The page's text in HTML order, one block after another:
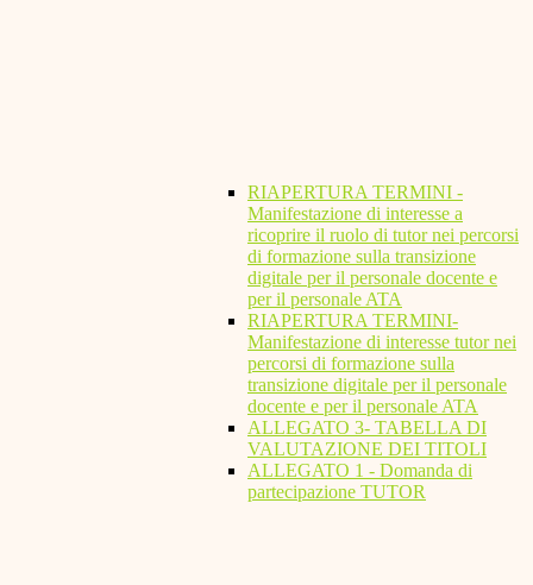
RIAPERTURA TERMINI -
Manifestazione di interesse a
ricoprire il ruolo di tutor nei percorsi
di formazione sulla transizione
digitale per il personale docente e
per il personale ATA
RIAPERTURA TERMINI-
Manifestazione di interesse tutor nei
percorsi di formazione sulla
transizione digitale per il personale
docente e per il personale ATA
ALLEGATO 3- TABELLA DI
VALUTAZIONE DEI TITOLI
ALLEGATO 1 - Domanda di
partecipazione TUTOR